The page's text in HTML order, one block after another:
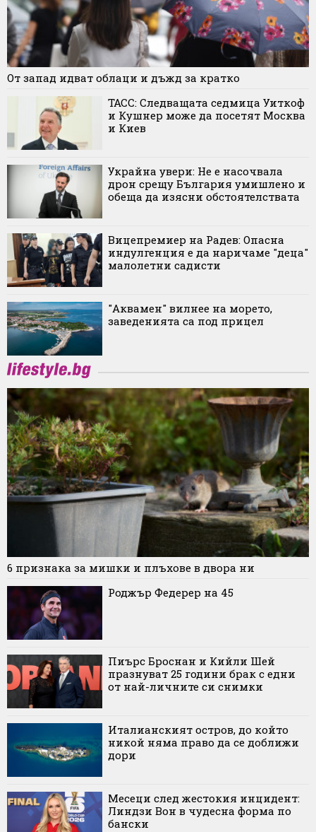
От запад идват облаци и дъжд за кратко
ТАСС: Следващата седмица Уиткоф
и Кушнер може да посетят Москва
и Киев
Украйна увери: Не е насочвала
дрон срещу България умишлено и
обеща да изясни обстоятелствата
Вицепремиер на Радев: Опасна
индулгенция е да наричаме "деца"
малолетни садисти
"Аквамен" вилнее на морето,
заведенията са под прицел
6 признака за мишки и плъхове в двора ни
Роджър Федерер на 45
Пиърс Броснан и Кийли Шей
празнуват 25 години брак с едни
от най-личните си снимки
Италианският остров, до който
никой няма право да се доближи
дори
Месеци след жестокия инцидент:
Линдзи Вон в чудесна форма по
бански